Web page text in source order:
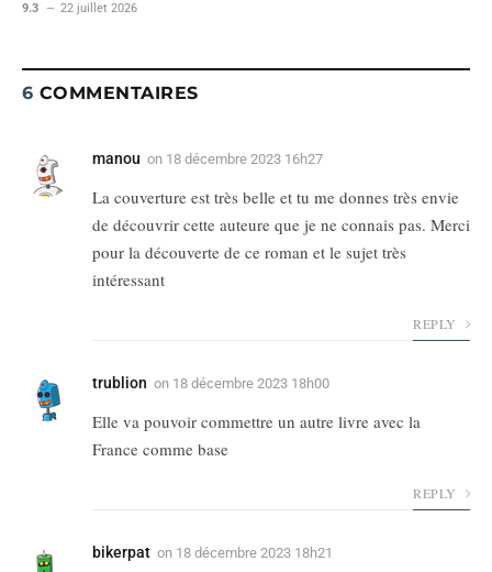
9.3 22 juillet 2026
6 COMMENTAIRES
manou on 18 décembre 2023 16h27
La couverture est très belle et tu me donnes très envie
de découvrir cette auteure que je ne connais pas. Merci
pour la découverte de ce roman et le sujet très
intéressant
REPLY
trublion on 18 décembre 2023 18h00
Elle va pouvoir commettre un autre livre avec la
France comme base
REPLY
bikerpat on 18 décembre 2023 18h21